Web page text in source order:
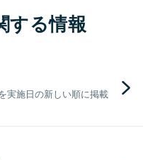
する情報
実施日の新しい順に掲載